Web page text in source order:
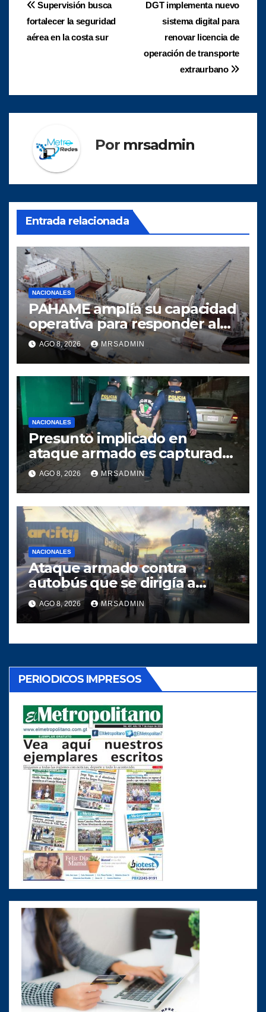
Navegación
de
DGT implementa nuevo
sistema digital para
renovar licencia de
operación de transporte
extraurbano
Supervisión busca
fortalecer la seguridad
aérea en la costa sur
Por mrsadmin
Entrada relacionada
NACIONALES
PAHAME amplía su capacidad
operativa para responder al
crecimiento del comercio
marítimo
AGO 8, 2026 MRSADMIN
NACIONALES
Presunto implicado en
ataque armado es capturado
tras persecución policial en
Villa Nueva
AGO 8, 2026 MRSADMIN
NACIONALES
Ataque armado contra
autobús que se dirigía a
Quiché deja dos heridos
AGO 8, 2026 MRSADMIN
PERIODICOS IMPRESOS